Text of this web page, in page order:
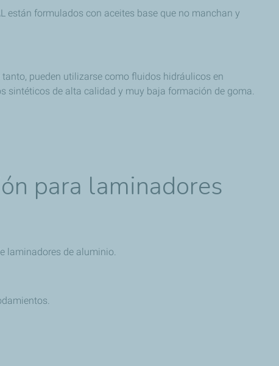
están formulados con aceites base que no manchan y
pueden utilizarse como fluidos hidráulicos en
sintéticos de alta calidad y muy baja formación de goma.
para laminadores
laminadores de aluminio.